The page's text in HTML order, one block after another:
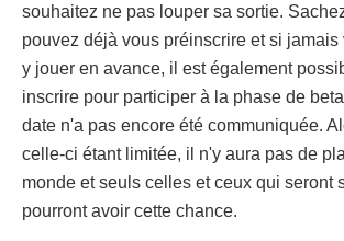
souhaitez ne pas louper sa sortie.
pouvez déjà vous préinscrire et si jamais
y jouer en avance, il est également
inscrire pour participer à la phase de
date n'a pas encore été communiquée.
celle-ci étant limitée, il n'y aura pas de
monde et seuls celles et ceux qui seront
pourront avoir cette chance.